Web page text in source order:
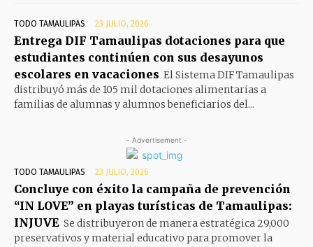
TODO TAMAULIPAS 23 JULIO, 2026
Entrega DIF Tamaulipas dotaciones para que
estudiantes continúen con sus desayunos
escolares en vacaciones El Sistema DIF Tamaulipas
distribuyó más de 105 mil dotaciones alimentarias a
familias de alumnas y alumnos beneficiarios del...
- Advertisement -
TODO TAMAULIPAS 23 JULIO, 2026
Concluye con éxito la campaña de prevención
“IN LOVE” en playas turísticas de Tamaulipas:
INJUVE Se distribuyeron de manera estratégica 29,000
preservativos y material educativo para promover la